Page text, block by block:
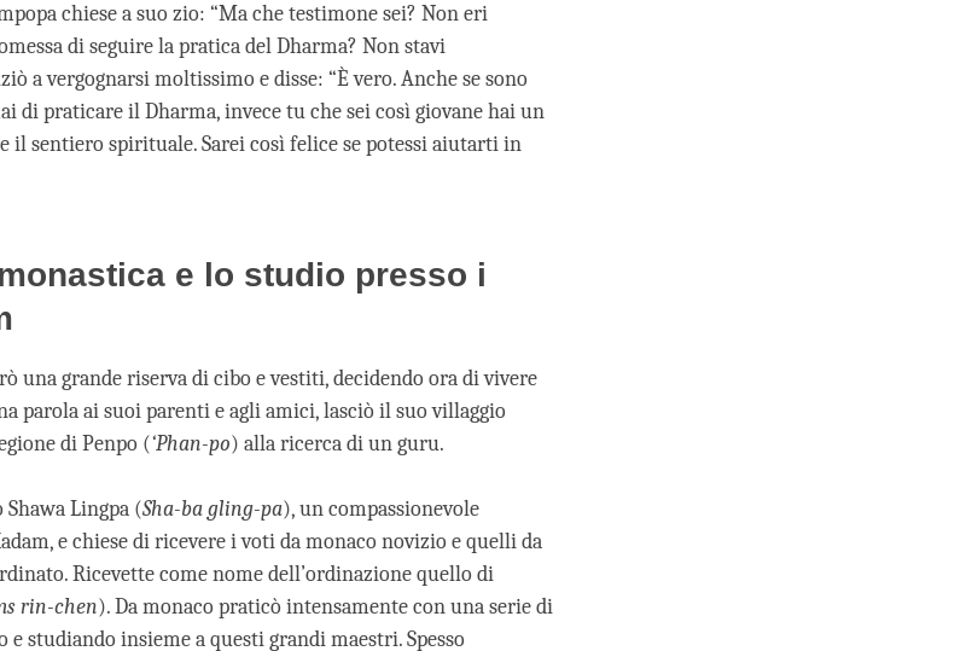
chiese a suo zio: “Ma che testimone sei? Non eri
di seguire la pratica del Dharma? Non stavi
a vergognarsi moltissimo e disse: “È vero. Anche se sono
di praticare il Dharma, invece tu che sei così giovane hai un
il sentiero spirituale. Sarei così felice se potessi aiutarti in
e lo studio presso i
una grande riserva di cibo e vestiti, decidendo ora di vivere
parola ai suoi parenti e agli amici, lasciò il suo villaggio
di Penpo (‘Phan-po) alla ricerca di un guru.
Lingpa (Sha-ba gling-pa), un compassionevole
e chiese di ricevere i voti da monaco novizio e quelli da
Ricevette come nome dell’ordinazione quello di
rin-chen). Da monaco praticò intensamente con una serie di
e studiando insieme a questi grandi maestri. Spesso